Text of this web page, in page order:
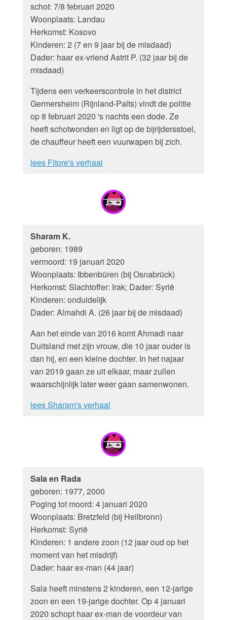
schot: 7/8 februari 2020
Woonplaats: Landau
Herkomst: Kosovo
Kinderen: 2 (7 en 9 jaar bij de misdaad)
Dader: haar ex-vriend Astrit P. (32 jaar bij de
misdaad)
Tijdens een verkeerscontrole in het district
Germersheim (Rijnland-Palts) vindt de politie
op 8 februari 2020 's nachts een dode. Ze
heeft schotwonden en ligt op de bijrijdersstoel,
de chauffeur heeft een vuurwapen bij zich.
lees Fitore's verhaal
Sharam K.
geboren: 1989
vermoord: 19 januari 2020
Woonplaats: Ibbenbüren (bij Osnabrück)
Herkomst: Slachtoffer: Irak; Dader: Syrië
Kinderen: onduidelijk
Dader: Almahdi A. (26 jaar bij de misdaad)
Aan het einde van 2016 komt Ahmadi naar
Duitsland met zijn vrouw, die 10 jaar ouder is
dan hij, en een kleine dochter. In het najaar
van 2019 gaan ze uit elkaar, maar zullen
waarschijnlijk later weer gaan samenwonen.
lees Sharam's verhaal
Sala en Rada
geboren: 1977, 2000
Poging tot moord: 4 januari 2020
Woonplaats: Bretzfeld (bij Heilbronn)
Herkomst: Syrië
Kinderen: 1 andere zoon (12 jaar oud op het
moment van het misdrijf)
Dader: haar ex-man (44 jaar)
Sala heeft minstens 2 kinderen, een 12-jarige
zoon en een 19-jarige dochter. Op 4 januari
2020 schopt haar ex-man de voordeur van